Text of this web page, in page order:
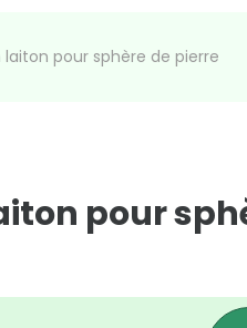
laiton pour sphère de pierre
pour